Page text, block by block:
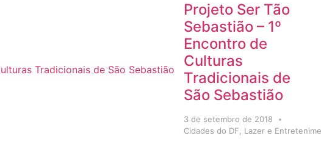
Projeto Ser Tão
Sebastião – 1º
Encontro de
Culturas
Tradicionais de
São Sebastião
3 de setembro de 2018
Cidades do DF
Lazer e